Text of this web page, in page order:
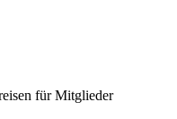
für Mitglieder